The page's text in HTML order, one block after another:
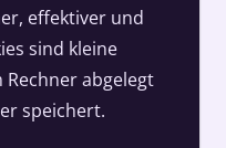
effektiver und
sind kleine
abgelegt
speichert.